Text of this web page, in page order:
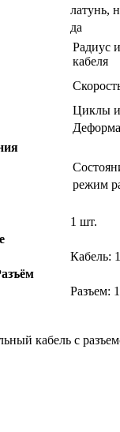
латунь,
да
Радиус
кабеля
Циклы
режим
1 шт.
Кабель:
Разъем:
кабель с